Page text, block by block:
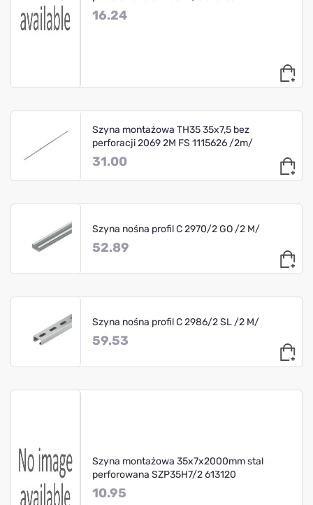
16.24
Szyna montażowa TH35 35x7,5 bez
perforacji 2069 2M FS 1115626 /2m/
31.00
Szyna nośna profil C 2970/2 GO /2 M/
52.89
Szyna nośna profil C 2986/2 SL /2 M/
59.53
Szyna montażowa 35x7x2000mm stal
perforowana SZP35H7/2 613120
10.95